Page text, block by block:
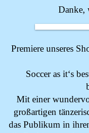
Danke,
Premiere unseres
Soccer as it‘s
Mit einer
großartigen
das Publikum in